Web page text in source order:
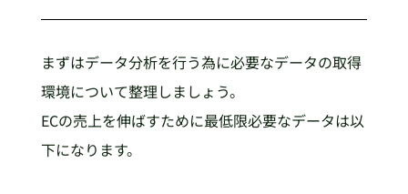
まずはデータ分析を行う為に必要なデータの取得
環境について整理しましょう。
ECの売上を伸ばすために最低限必要なデータは以
下になります。